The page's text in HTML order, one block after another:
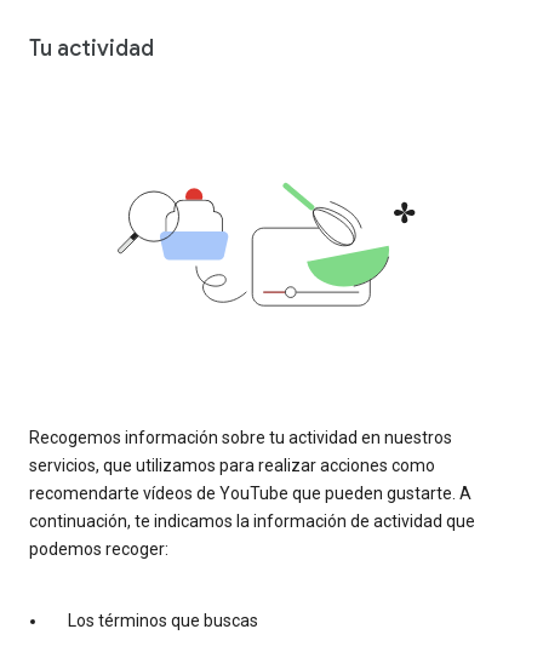
Tu actividad
Recogemos información sobre tu actividad en nuestros
servicios, que utilizamos para realizar acciones como
recomendarte vídeos de YouTube que pueden gustarte. A
continuación, te indicamos la información de actividad que
podemos recoger:
Los términos que buscas